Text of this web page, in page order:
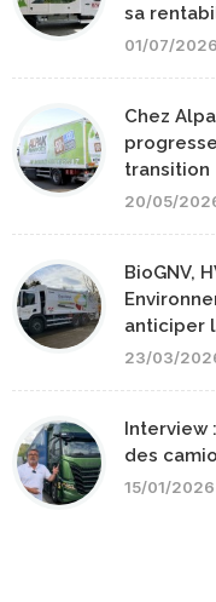
sa
01/07/2026
Chez
transition
20/05/
BioGNV,
anticiper
23/03/
Interview
des
15/01/2026